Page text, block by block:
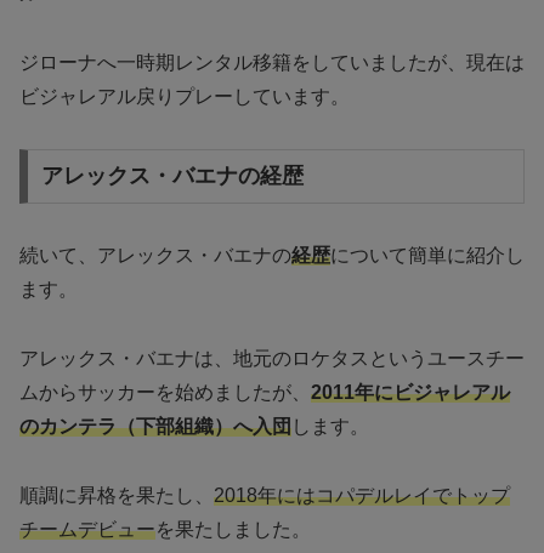
ジローナへ一時期レンタル移籍をしていましたが、現在は
ビジャレアル戻りプレーしています。
アレックス・バエナの経歴
続いて、アレックス・バエナの経歴について簡単に紹介し
ます。
アレックス・バエナは、地元のロケタスというユースチー
ムからサッカーを始めましたが、 2011年にビジャレアル
のカンテラ（下部組織）へ入団します。
順調に昇格を果たし、 2018年にはコパデルレイでトップ
チームデビューを果たしました。